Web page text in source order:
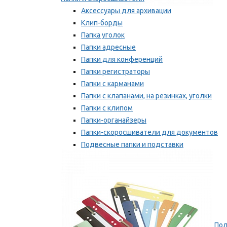
Аксессуары для архивации
Клип-борды
Папка уголок
Папки адресные
Папки для конференций
Папки регистраторы
Папки с карманами
Папки с клапанами, на резинках, уголки
Папки с клипом
Папки-органайзеры
Папки-скоросшиватели для документов
Подвесные папки и подставки